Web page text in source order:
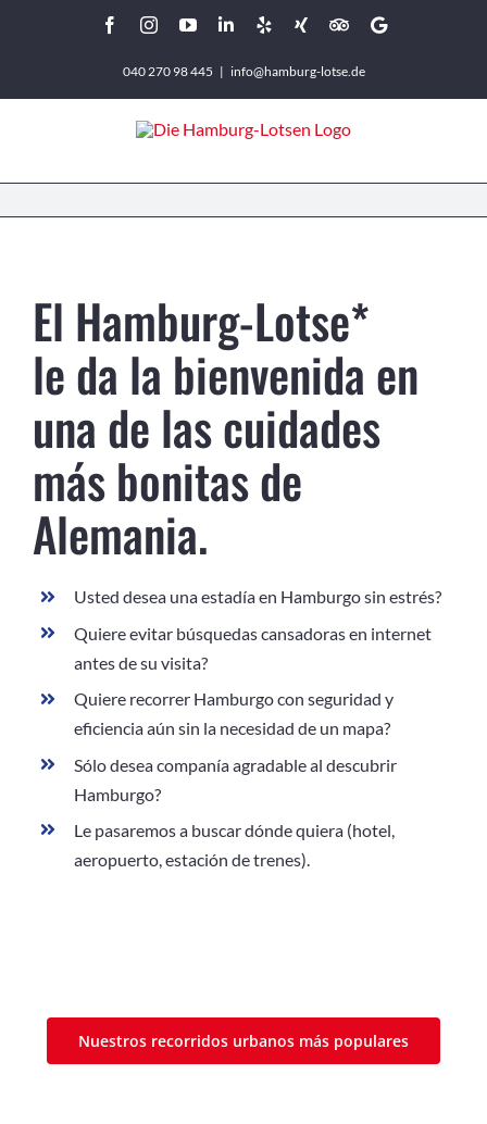
FacebookInstagramYouTubeLinkedIn
YelpXing Tripadvisor
Google
040 270 98 445 | info@hamburg-lotse.de
El Hamburg-Lotse*
le da la bienvenida en
una de las cuidades
más bonitas de
Alemania.
Usted desea una estadía en Hamburgo sin estrés?
Quiere evitar búsquedas cansadoras en internet
antes de su visita?
Quiere recorrer Hamburgo con seguridad y
eficiencia aún sin la necesidad de un mapa?
Sólo desea companía agradable al descubrir
Hamburgo?
Le pasaremos a buscar dónde quiera (hotel,
aeropuerto, estación de trenes).
Nuestros recorridos urbanos más populares